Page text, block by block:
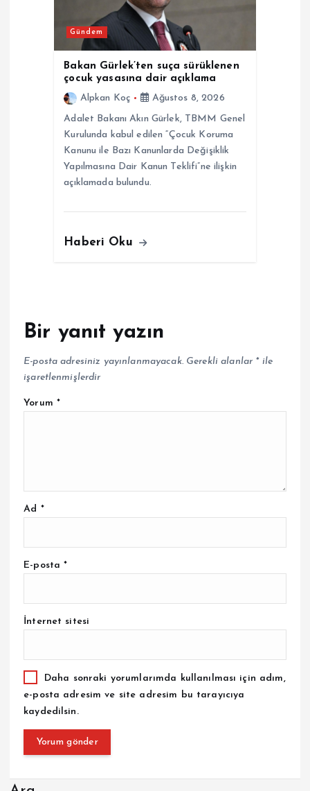
Gündem
Bakan Gürlek’ten suça sürüklenen
çocuk yasasına dair açıklama
Alpkan Koç
Ağustos 8, 2026
Adalet Bakanı Akın Gürlek, TBMM Genel
Kurulunda kabul edilen “Çocuk Koruma
Kanunu ile Bazı Kanunlarda Değişiklik
Yapılmasına Dair Kanun Teklifi”ne ilişkin
açıklamada bulundu.
Haberi Oku
Bir yanıt yazın
E-posta adresiniz yayınlanmayacak. Gerekli alanlar *ile
işaretlenmişlerdir
Yorum *
Ad *
E-posta*
İnternet sitesi
Daha sonraki yorumlarımda kullanılması için adım,
e-posta adresim ve site adresim bu tarayıcıya
kaydedilsin.